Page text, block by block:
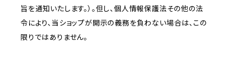
旨を通知いたします。）。但し、個人情報保護法その他の法
令により、当ショップが開示の義務を負わない場合は、この
限りではありません。